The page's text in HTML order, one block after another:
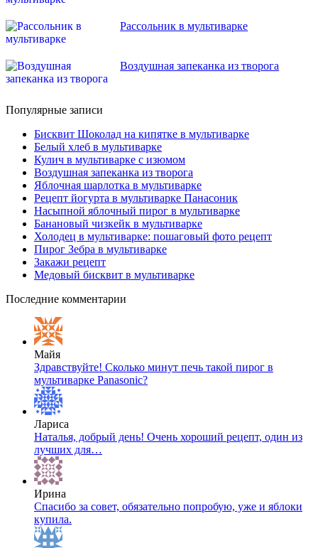
Рассольник в мультиварке
Воздушная запеканка из творога
Популярные записи
Бисквит Шоколад на кипятке в мультиварке
Белый хлеб в мультиварке
Кулич в мультиварке с изюмом
Воздушная запеканка из творога
Яблочная шарлотка в мультиварке
Рецепт йогурта в мультиварке Панасоник
Насыпной яблочный пирог в мультиварке
Банановый чизкейк в мультиварке
Холодец в мультиварке: пошаговый фото рецепт
Пирог Зебра в мультиварке
Закажи рецепт
Медовый бисквит в мультиварке
Последние комментарии
Майя
Здравствуйте! Сколько минут печь такой пирог в
мультиварке Panasonic?
Лариса
Наталья, добрый день! Очень хороший рецепт, один из
лучших для…
Ирина
Спасибо за совет, обязательно попробую, уже и яблоки
купила.